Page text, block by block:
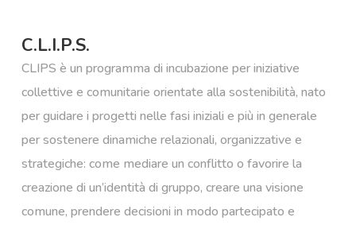
C.L.I.P.S.
CLIPS è un programma di incubazione per iniziative
collettive e comunitarie orientate alla sostenibilità, nato
per guidare i progetti nelle fasi iniziali e più in generale
per sostenere dinamiche relazionali, organizzative e
strategiche: come mediare un conflitto o favorire la
creazione di un’identità di gruppo, creare una visione
comune, prendere decisioni in modo partecipato e